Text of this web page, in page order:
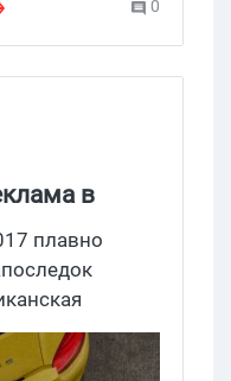
0
в
плавно
программного
подкинула свою